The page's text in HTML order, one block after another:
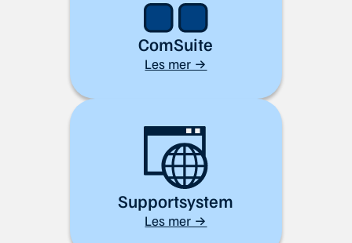
ComSuite
Les mer →
Supportsystem
Les mer →